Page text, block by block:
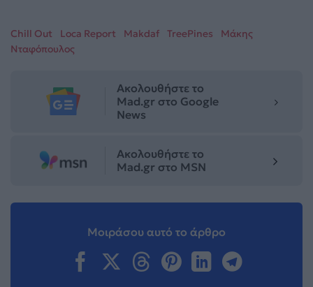
Chill Out Loca Report Makdaf TreePines
Μάκης
Νταφόπουλος
Ακολουθήστε το
Mad.gr στο Google
News
Ακολουθήστε το
Mad.gr στο MSN
Μοιράσου αυτό το άρθρο